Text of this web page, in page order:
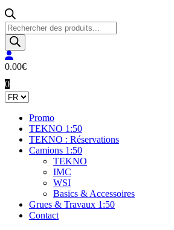
Recherche
de
produits
0.00€
0
Promo
TEKNO 1:50
TEKNO : Réservations
Camions 1:50
TEKNO
IMC
WSI
Basics & Accessoires
Grues & Travaux 1:50
Contact